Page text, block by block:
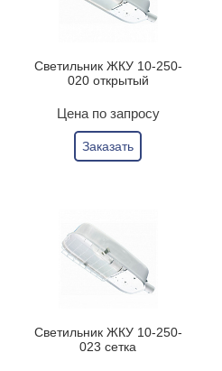
Светильник ЖКУ 10-250-
020 открытый
Цена по запросу
Заказать
Светильник ЖКУ 10-250-
023 сетка